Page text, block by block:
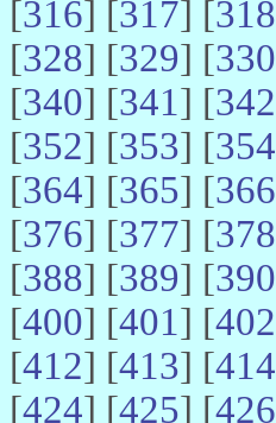
[316] [317] [318
[328] [329] [330
[340] [341] [342
[352] [353] [354
[364] [365] [366
[376] [377] [378
[388] [389] [390
[400] [401] [402
[412] [413] [414
[424] [425] [426